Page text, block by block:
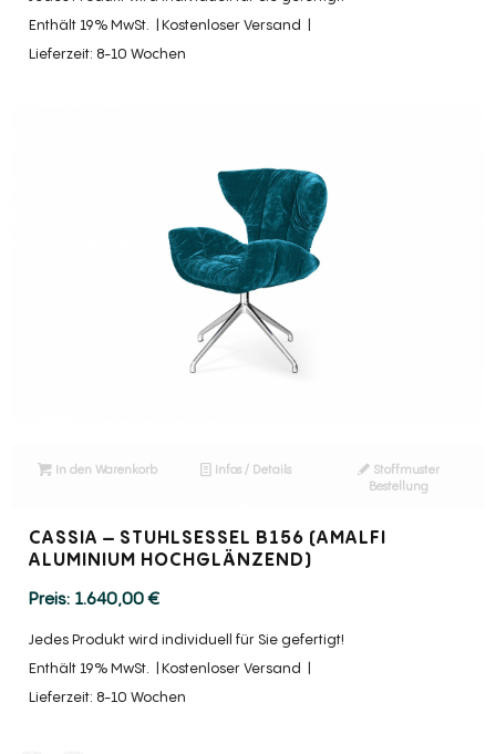
Enthält 19% MwSt.
Kostenloser Versand
Lieferzeit: 8-10 Wochen
In den Warenkorb Infos / Details
Stoffmuster
Bestellung
CASSIA – STUHLSESSEL B156 (AMALFI
ALUMINIUM HOCHGLÄNZEND)
1.640,00€
Jedes Produkt wird individuell für Sie gefertigt!
Enthält 19% MwSt.
Kostenloser Versand
Lieferzeit: 8-10 Wochen